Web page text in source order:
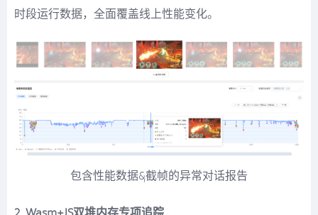
时段运行数据，全面覆盖线上性能变化。
包含性能数据&截帧的异常对话报告